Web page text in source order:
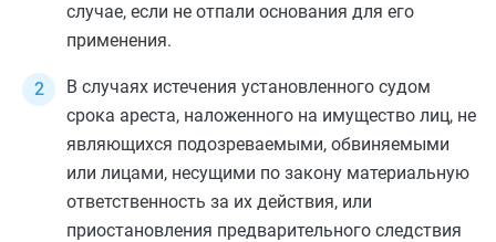
случае, если не отпали основания для его
применения.
В случаях истечения установленного судом
срока ареста, наложенного на имущество лиц, не
являющихся подозреваемыми, обвиняемыми
или лицами, несущими по закону материальную
ответственность за их действия, или
приостановления предварительного следствия